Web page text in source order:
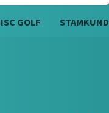
GOLF STAMKUND